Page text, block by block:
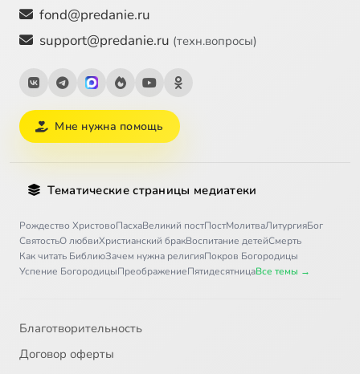
fond@predanie.ru
support@predanie.ru (техн.вопросы)
Мне нужна помощь
Тематические страницы медиатеки
Рождество ХристовоПасхаВеликий постПостМолитваЛитургияБог
СвятостьО любвиХристианский бракВоспитание детейСмерть
Как читать БиблиюЗачем нужна религияПокров Богородицы
Успение БогородицыПреображениеПятидесятницаВсе темы →
Благотворительность
Договор оферты